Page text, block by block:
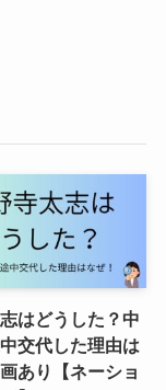
はどうした？中
交代した理由は
あり【ネーショ